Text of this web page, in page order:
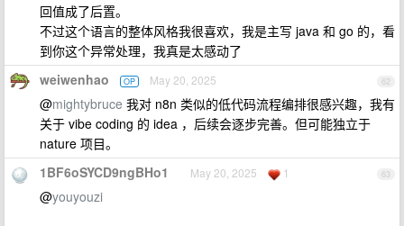
回值成了后置。
不过这个语言的整体风格我很喜欢，我是主写 java 和 go 的，看
到你这个异常处理，我真是太感动了
62
weiwenhao OP May 20, 2025
@mightybruce 我对 n8n 类似的低代码流程编排很感兴趣，我有
关于 vibe coding 的 idea ，后续会逐步完善。但可能独立于
nature 项目。
63
1BF6oSYCD9ngBHo1 May 20, 2025 1
@youyouzi